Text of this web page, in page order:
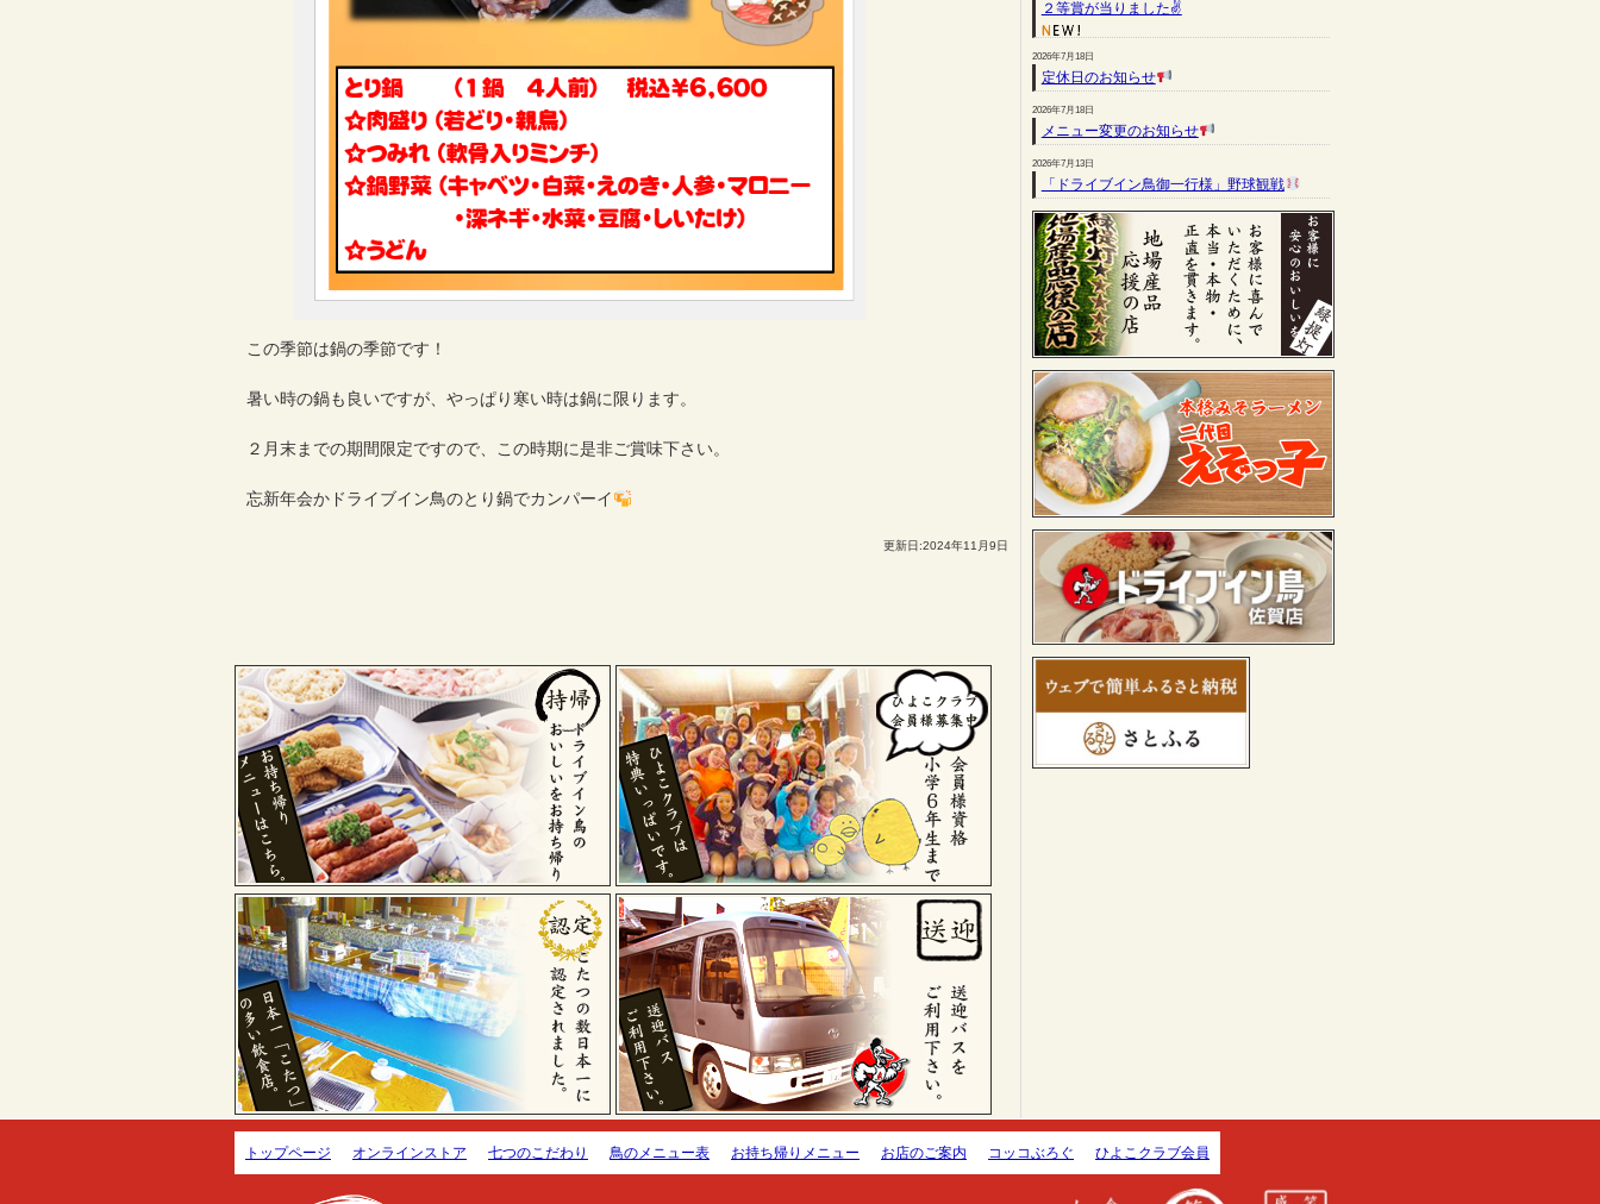
この季節は鍋の季節です！
暑い時の鍋も良いですが、やっぱり寒い時は鍋に限ります。
２月末までの期間限定ですので、この時期に是非ご賞味下さい。
忘新年会かドライブイン鳥のとり鍋でカンパーイ
更新日:2024年11月9日
２等賞が当りました✌
2026年7月18日
定休日のお知らせ
2026年7月18日
メニュー変更のお知らせ
2026年7月13日
「ドライブイン鳥御一行様」野球観戦
トップページ オンラインストア 七つのこだわり 鳥のメニュー表 お持ち帰りメニュー お店のご案内 コッコぶろぐ ひよこクラブ会員